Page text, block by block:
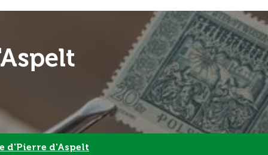
d'Pierre d'Aspelt